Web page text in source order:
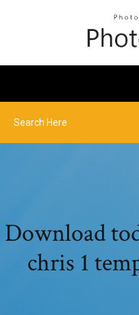
Download
chris 1